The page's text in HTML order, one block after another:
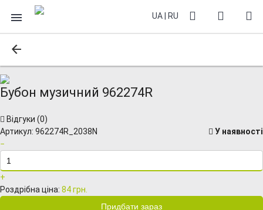
UA RU
Бубон музичний 962274R
Відгуки (0)
Артикул: 962274R_2038N
У наявності
−
+
Роздрібна ціна: 84 грн.